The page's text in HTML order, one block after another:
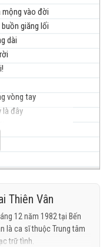
vào đời
giăng lối
dài
vòng tay
là đây
trôi
thêm cánh
một lần
Thiên Vân
12 năm 1982 tại Bến
là ca sĩ thuộc Trung tâm
trữ tình.